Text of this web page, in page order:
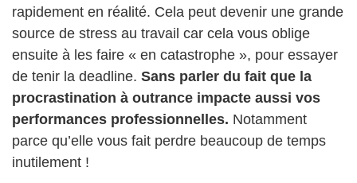
rapidement en réalité. Cela peut devenir une grande
source de stress au travail car cela vous oblige
ensuite à les faire « en catastrophe », pour essayer
de tenir la deadline. Sans parler du fait que la
procrastination à outrance impacte aussi vos
performances professionnelles. Notamment
parce qu’elle vous fait perdre beaucoup de temps
inutilement !